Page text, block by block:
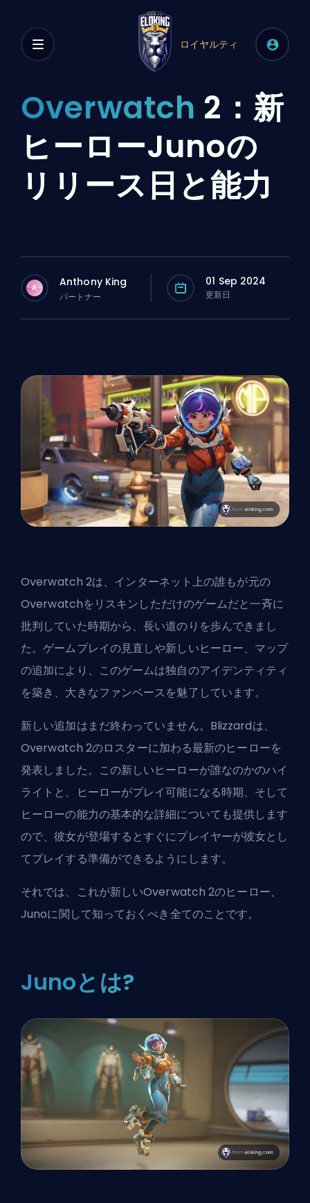
ロイヤルティ
Overwatch 2：新
ヒーローJunoの
リリース日と能力
A Anthony King
パートナー
01 Sep 2024
更新日
Overwatch 2は、インターネット上の誰もが元の
Overwatchをリスキンしただけのゲームだと一斉に
批判していた時期から、長い道のりを歩んできまし
た。ゲームプレイの見直しや新しいヒーロー、マップ
の追加により、このゲームは独自のアイデンティティ
を築き、大きなファンベースを魅了しています。
新しい追加はまだ終わっていません。 Blizzardは、
Overwatch 2のロスターに加わる最新のヒーローを
発表しました。この新しいヒーローが誰なのかのハイ
ライトと、ヒーローがプレイ可能になる時期、そして
ヒーローの能力の基本的な詳細についても提供します
ので、彼女が登場するとすぐにプレイヤーが彼女とし
てプレイする準備ができるようにします。
それでは、これが新しいOverwatch 2のヒーロー、
Junoに関して知っておくべき全てのことです。
Junoとは?